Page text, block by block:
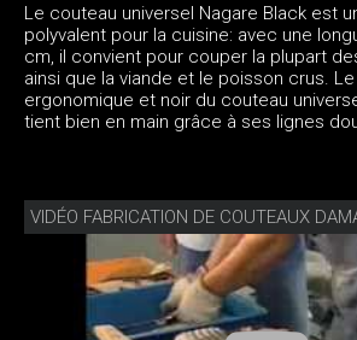
Le couteau universel Nagare Black est
polyvalent pour la cuisine: avec une
cm, il convient pour couper la plupart
ainsi que la viande et le poisson crus.
ergonomique et noir du couteau
tient bien en main grâce à ses lignes
VIDÉO FABRICATION DE COUTEAUX